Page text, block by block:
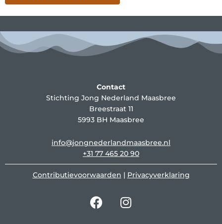
Contact
Stichting Jong Nederland Maasbree
Breestraat 11
5993 BH Maasbree
info@jongnederlandmaasbree.nl
+31 77 465 20 90
Contributievoorwaarden | Privacyverklaring
F
a
I
n